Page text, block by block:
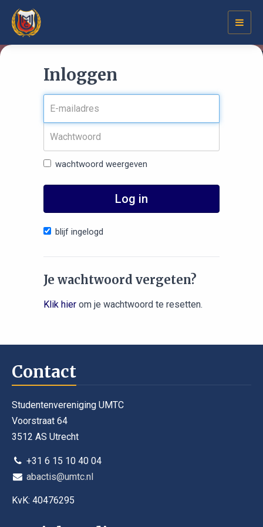
Inloggen
wachtwoord weergeven
Log in
blijf ingelogd
Je wachtwoord vergeten?
Klik hier om je wachtwoord te resetten.
Contact
Studentenvereniging UMTC
Voorstraat 64
3512 AS Utrecht
+31 6 15 10 40 04
abactis@umtc.nl
KvK: 40476295